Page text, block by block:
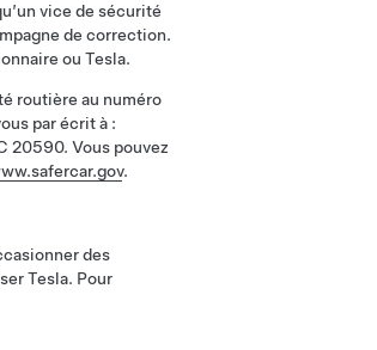
vice de sécurité
de correction.
ou Tesla.
routière au numéro
par écrit à :
20590. Vous pouvez
.
des
Tesla. Pour